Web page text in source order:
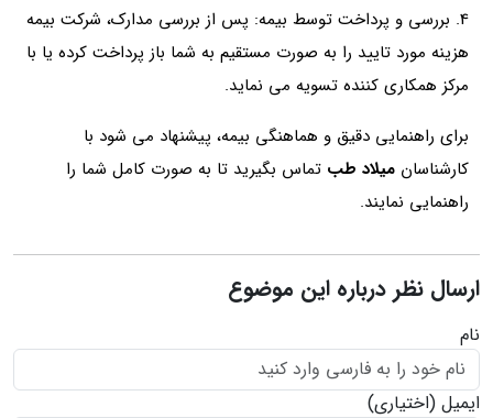
4. بررسی و پرداخت توسط بیمه: پس از بررسی مدارک، شرکت بیمه
هزینه مورد تایید را به صورت مستقیم به شما باز پرداخت کرده یا با
مرکز همکاری کننده تسویه می نماید.
برای راهنمایی دقیق‌ و هماهنگی بیمه، پیشنهاد می شود با
کارشناسان میلاد طب تماس بگیرید تا به صورت کامل شما را
راهنمایی نمایند.
ارسال نظر درباره این موضوع
نام
ایمیل (اختیاری)